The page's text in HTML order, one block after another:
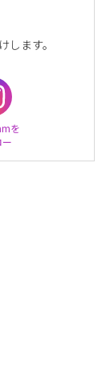
ます。
を